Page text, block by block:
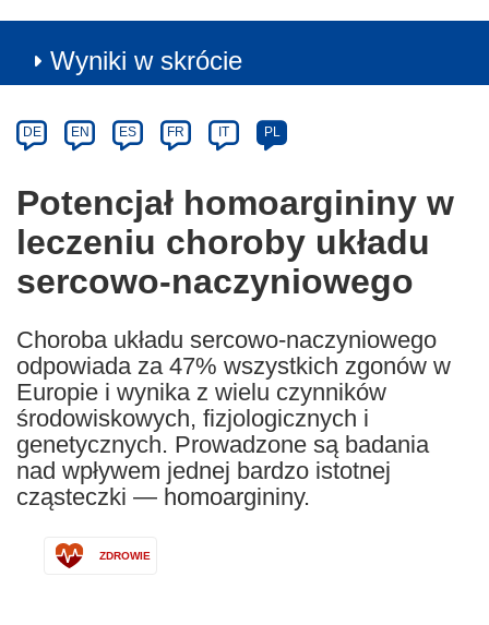
Wyniki w skrócie
Category
Article
available
the
following
languages:
DE EN ES FR IT PL
Potencjał homoargininy w
leczeniu choroby układu
sercowo-naczyniowego
Choroba układu sercowo-naczyniowego
odpowiada za 47% wszystkich zgonów w
Europie i wynika z wielu czynników
środowiskowych, fizjologicznych i
genetycznych. Prowadzone są badania
nad wpływem jednej bardzo istotnej
cząsteczki — homoargininy.
ZDROWIE